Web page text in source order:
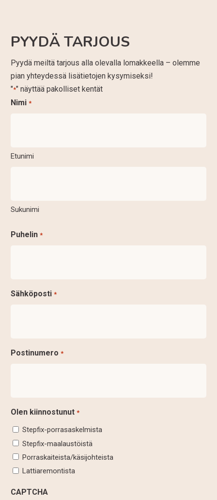
PYYDÄ TARJOUS
Pyydä meiltä tarjous alla olevalla lomakkeella – olemme
pian yhteydessä lisätietojen kysymiseksi!
"*" näyttää pakolliset kentät
Nimi *
Etunimi
Sukunimi
Puhelin *
Sähköposti *
Postinumero *
Olen kiinnostunut *
Stepfix-porrasaskelmista
Stepfix-maalaustöistä
Porraskaiteista/käsijohteista
Lattiaremontista
CAPTCHA